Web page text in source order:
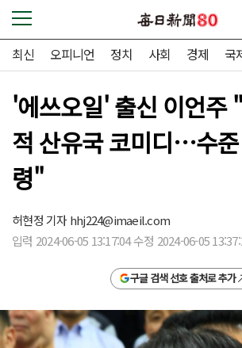
최신 오피니언 정치 사회 경제 국
'에쓰오일' 출신 이언주
적 산유국 코미디…수
령"
허현정 기자hhj224@imaeil.com
입력 2024-06-05 13:17:04 수정 2024-06-05
구글 검색 선호 출처로 추가